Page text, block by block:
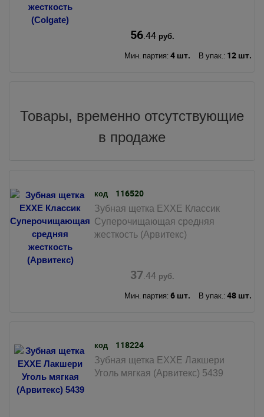
56.44руб.
Мин. партия: 4 шт. В упак.: 12 шт.
Товары, временно отсутствующие
в продаже
код 116520
Зубная щетка EXXE Классик
Суперочищающая средняя
жесткость (Арвитекс)
37.44руб.
Мин. партия: 6 шт. В упак.: 48 шт.
код 118224
Зубная щетка EXXE Лакшери
Уголь мягкая (Арвитекс) 5439